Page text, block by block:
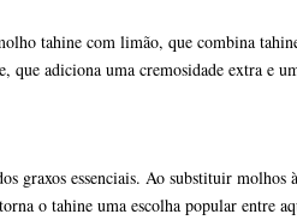
tahine com limão, que combina
adiciona uma cremosidade extra e
graxos essenciais. Ao substituir
o tahine uma escolha popular entre